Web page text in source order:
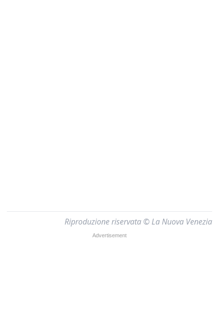
Riproduzione riservata © La Nuova Venezia